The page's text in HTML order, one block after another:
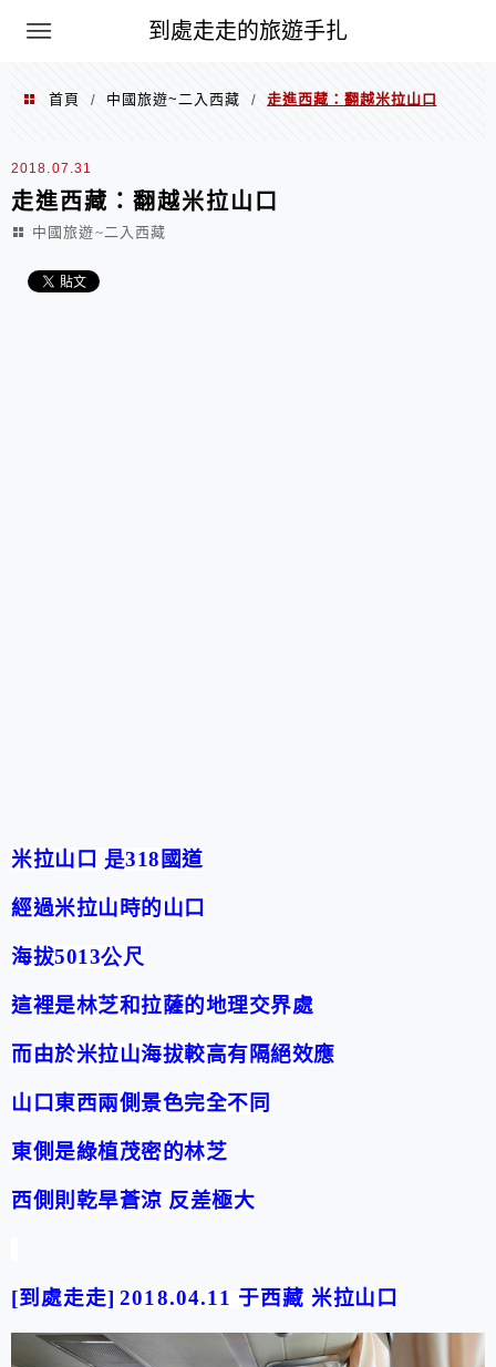
到處走走的旅遊手扎
首頁 / 中國旅遊~二入西藏 / 走進西藏：翻越米拉山口
2018.07.31
走進西藏：翻越米拉山口
中國旅遊~二入西藏
米拉山口 是318 國道
經過米拉山時的山口
海拔5013公尺
這裡是林芝和拉薩的地理交界處
而由於米拉山海拔較高有隔絕效應
山口東西兩側景色完全不同
東側是綠植茂密的林芝
西側則乾旱蒼涼 反差極大
[到處走走] 2018.04.11 于西藏 米拉山口